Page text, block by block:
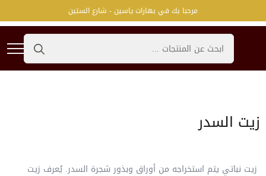
مرحبا بك في بهارات ياسين - شارع الستين
Search
for:
زيت السدر
زيت نباتي يتم استخراجه من أوراق وبذور شجرة السدر. يُعرف زيت